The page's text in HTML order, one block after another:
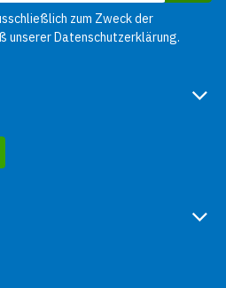
L-Carnitin 70 mg
Vitamin B1 120 mg
Vitamin B6 133 mg
zum Zweck der
unsererDatenschutzerklärung.